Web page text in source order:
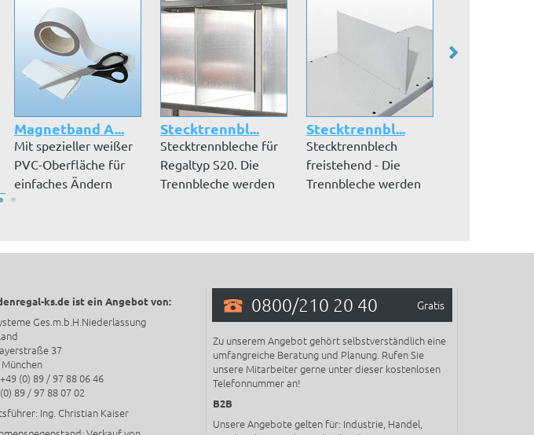
Magnetband A...
Mit spezieller weißer
PVC-Oberfläche für
einfaches Ändern
Ihrer Bes...
Stecktrennbl...
Stecktrennbleche für
Regaltyp S20. Die
Trennbleche werden
Stecktrennbl...
Stecktrennblech
freistehend - Die
Trennbleche werden
ks.de ist ein Angebot von:
Ges.m.b.H.Niederlassung
37
(0) 89 / 97 88 06 46
89 / 97 88 07 02
Ing. Christian Kaiser
0800/210 20 40 Gratis
Zu unserem Angebot gehört selbstverständlich eine
umfangreiche Beratung und Planung. Rufen Sie
unsere Mitarbeiter gerne unter dieser kostenlosen
Telefonnummer an!
B2B
Unsere Angebote gelten für: Industrie, Handel,